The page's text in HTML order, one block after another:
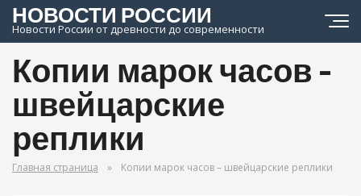
НОВОСТИ РОССИИ
Новости России от древности до современности
Копии марок часов –
швейцарские
реплики
Главная страница » Копии марок часов – швейцарские реплики